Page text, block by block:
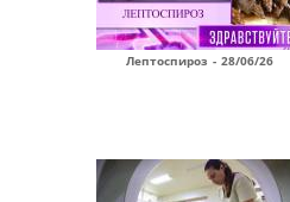
Лептоспироз - 28/06/26